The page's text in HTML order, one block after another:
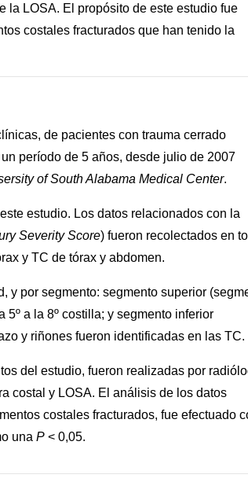
la LOSA. El propósito de este estudio fue
costales fracturados que han tenido la
de pacientes con trauma cerrado
período de 5 años, desde julio de 2007
of South Alabama Medical Center.
estudio. Los datos relacionados con la
Severity Score) fueron recolectados en
y TC de tórax y abdomen.
y por segmento: segmento superior
5º a la 8º costilla; y segmento inferior
y riñones fueron identificadas en las TC.
del estudio, fueron realizadas por
costal y LOSA. El análisis de los datos
costales fracturados, fue efectuado
una P < 0,05.